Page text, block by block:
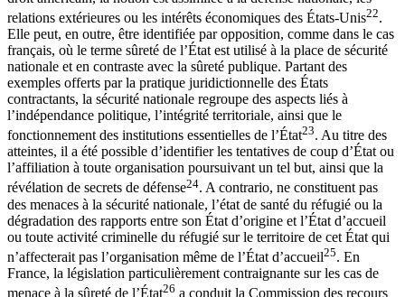
relations extérieures ou les intérêts économiques des États-Unis22.
Elle peut, en outre, être identifiée par opposition, comme dans le cas
français, où le terme sûreté de l’État est utilisé à la place de sécurité
nationale et en contraste avec la sûreté publique. Partant des
exemples offerts par la pratique juridictionnelle des États
contractants, la sécurité nationale regroupe des aspects liés à
l’indépendance politique, l’intégrité territoriale, ainsi que le
fonctionnement des institutions essentielles de l’État23. Au titre des
atteintes, il a été possible d’identifier les tentatives de coup d’État ou
l’affiliation à toute organisation poursuivant un tel but, ainsi que la
révélation de secrets de défense24. A contrario, ne constituent pas
des menaces à la sécurité nationale, l’état de santé du réfugié ou la
dégradation des rapports entre son État d’origine et l’État d’accueil
ou toute activité criminelle du réfugié sur le territoire de cet État qui
n’affecterait pas l’organisation même de l’État d’accueil25. En
France, la législation particulièrement contraignante sur les cas de
menace à la sûreté de l’État26 a conduit la Commission des recours